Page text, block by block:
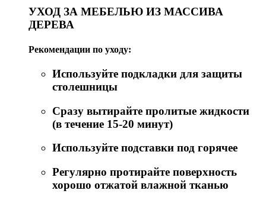
УХОД ЗА МЕБЕЛЬЮ ИЗ МАССИВА
ДЕРЕВА
Рекомендации по уходу:
Используйте подкладки для защиты
столешницы
Сразу вытирайте пролитые жидкости
(в течение 15-20 минут)
Используйте подставки под горячее
Регулярно протирайте поверхность
хорошо отжатой влажной тканью